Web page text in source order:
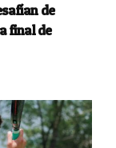
de
final de